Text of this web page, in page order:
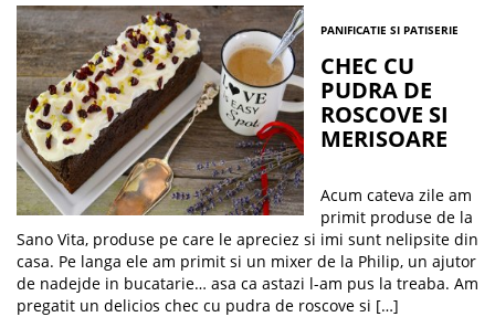
PANIFICATIE SI PATISERIE
CHEC CU
PUDRA DE
ROSCOVE SI
MERISOARE
Acum cateva zile am
primit produse de la
Sano Vita, produse pe care le apreciez si imi sunt nelipsite din
casa. Pe langa ele am primit si un mixer de la Philip, un ajutor
de nadejde in bucatarie… asa ca astazi l-am pus la treaba. Am
pregatit un delicios chec cu pudra de roscove si […]